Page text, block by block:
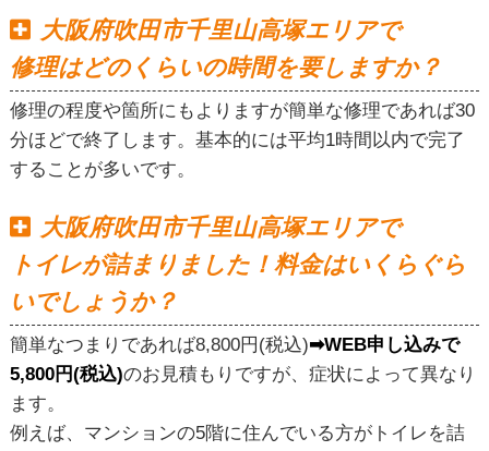
大阪府吹田市千里山高塚エリアで
修理はどのくらいの時間を要しますか？
修理の程度や箇所にもよりますが簡単な修理であれば30
分ほどで終了します。基本的には平均1時間以内で完了
することが多いです。
大阪府吹田市千里山高塚エリアで
トイレが詰まりました！料金はいくらぐら
いでしょうか？
簡単なつまりであれば8,800円(税込)➡WEB申し込みで
5,800円(税込)のお見積もりですが、症状によって異なり
ます。
例えば、マンションの5階に住んでいる方がトイレを詰